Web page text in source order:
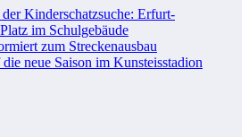
Kinderschatzsuche: Erfurt-
im Schulgebäude
zum Streckenausbau
neue Saison im Kunsteisstadion